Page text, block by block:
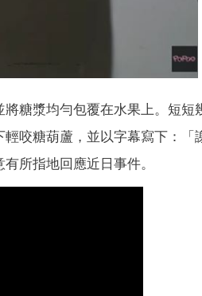
糖漿均勻包覆在水果上。短短
咬糖葫蘆，並以字幕寫下：「
所指地回應近日事件。